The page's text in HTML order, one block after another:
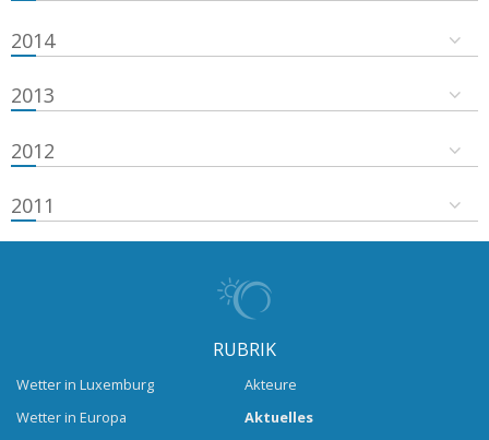
2014
2013
2012
2011
RUBRIK
Wetter in Luxemburg
Wetter in Europa
Akteure
Aktuelles